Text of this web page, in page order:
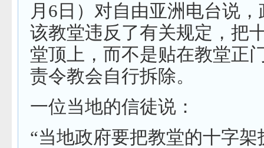
月6日）对自由亚洲电台说
该教堂违反了有关规定，把
堂顶上，而不是贴在教堂正
责令教会自行拆除。
一位当地的信徒说：
“当地政府要把教堂的十字架